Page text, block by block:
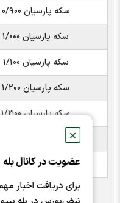
✕
عضویت در کانال بله
برای دریافت اخبار
سکه پارسیان ۰/۹۰۰
سکه پارسیان ۱/۰۰۰
سکه پارسیان ۱/۱۰۰
سکه پارسیان ۱/۲۰۰
سکه پارسیان ۱/۳۰۰
سکه پارسیان ۱/۴۰۰
سکه پارسیان ۱/۵۰۰